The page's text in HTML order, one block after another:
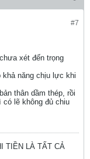
#7
xét đến trọng
năng chịu lực khi
thân dầm thép, rồi
có lẽ không đủ chiu
TIỀN LÀ TẤT CẢ